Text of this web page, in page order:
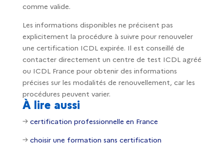
comme valide.
Les informations disponibles ne précisent pas
explicitement la procédure à suivre pour renouveler
une certification ICDL expirée. Il est conseillé de
contacter directement un centre de test ICDL agréé
ou ICDL France pour obtenir des informations
précises sur les modalités de renouvellement, car les
procédures peuvent varier.
À lire aussi
→ certification professionnelle en France
→ choisir une formation sans certification